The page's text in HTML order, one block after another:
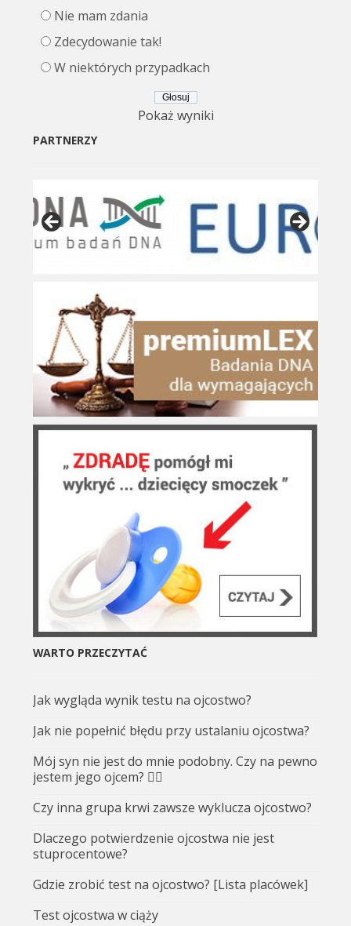
Nie mam zdania
Zdecydowanie tak!
W niektórych przypadkach
Pokaż wyniki
PARTNERZY
WARTO PRZECZYTAĆ
Jak wygląda wynik testu na ojcostwo?
Jak nie popełnić błędu przy ustalaniu ojcostwa?
Mój syn nie jest do mnie podobny. Czy na pewno
jestem jego ojcem? 🤷‍♂️
Czy inna grupa krwi zawsze wyklucza ojcostwo?
Dlaczego potwierdzenie ojcostwa nie jest
stuprocentowe?
Gdzie zrobić test na ojcostwo? [Lista placówek]
Test ojcostwa w ciąży